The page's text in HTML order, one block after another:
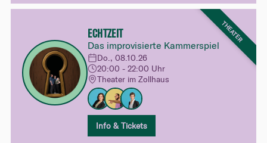
THEATER
ECHTZEIT
Das improvisierte Kammerspiel
Do., 08.10.26
20:00 - 22:00 Uhr
Theater im Zollhaus
Info & Tickets